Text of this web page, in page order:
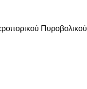
Πυροβολικού